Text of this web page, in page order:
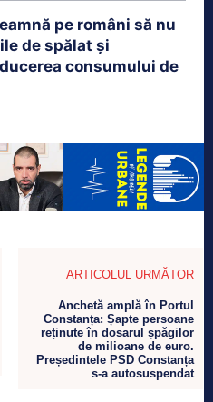
pe români să nu
de spălat și
consumului de
ARTICOLUL URMĂTOR
Anchetă amplă în Portul
Constanța: Șapte persoane
reținute în dosarul șpăgilor
de milioane de euro.
Președintele PSD Constanța
s-a autosuspendat